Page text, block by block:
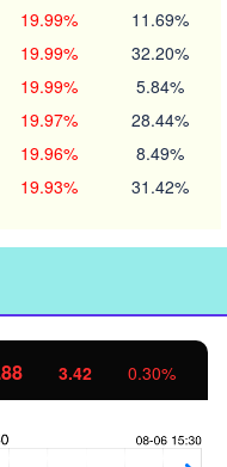
19.99% 11.69%
19.99% 32.20%
19.99% 5.84%
19.97% 28.44%
19.96% 8.49%
19.93% 31.42%
3.42 0.30%